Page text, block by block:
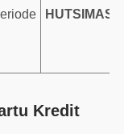
Kredit